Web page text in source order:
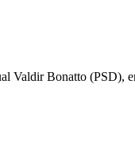
Valdir Bonatto